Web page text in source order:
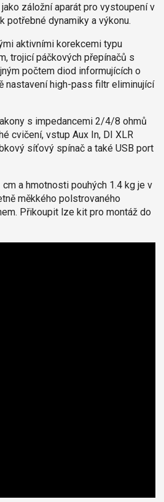
záložní aparát pro vystoupení v
potřebné dynamiky a výkonu.
aktivními korekcemi typu
trojicí páčkových přepínačů s
počtem diod informujících o
nastavení high-pass filtr eliminující
s impedancemi 2/4/8 ohmů
cvičení, vstup Aux In, DI XLR
síťový spínač a také USB port
a hmotnosti pouhých 1.4 kg je v
měkkého polstrovaného
Přikoupit lze kit pro montáž do